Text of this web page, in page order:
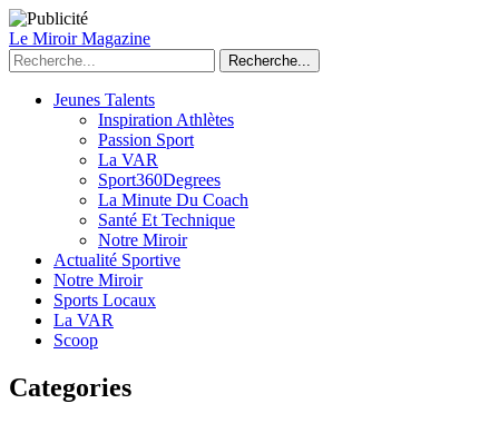
Le Miroir Magazine
Recherche...
Jeunes Talents
Inspiration Athlètes
Passion Sport
La VAR
Sport360Degrees
La Minute Du Coach
Santé Et Technique
Notre Miroir
Actualité Sportive
Notre Miroir
Sports Locaux
La VAR
Scoop
Categories